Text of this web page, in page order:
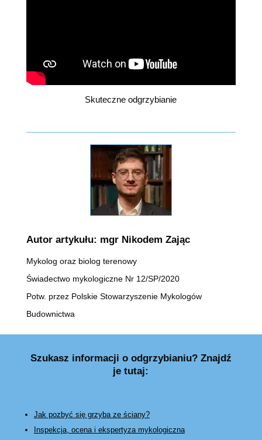
Skuteczne odgrzybianie
Autor artykułu: mgr Nikodem Zając
Mykolog oraz biolog terenowy
Świadectwo mykologiczne Nr 12/SP/2020
Potw. przez Polskie Stowarzyszenie Mykologów
Budownictwa
Szukasz informacji o odgrzybianiu? Znajdź
je tutaj:
Jak pozbyć się grzyba ze ściany?
Inspekcja, ocena i ekspertyza mykologiczna